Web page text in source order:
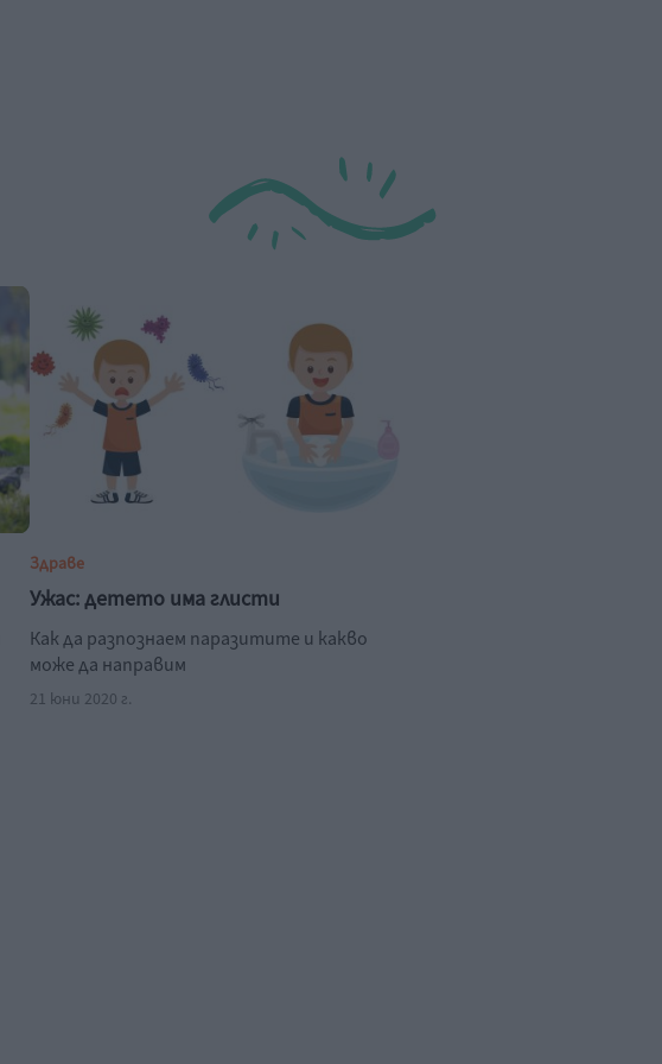
Здраве
Ужас: детето има глисти
Как да разпознаем паразитите и какво
може да направим
21 юни 2020 г.